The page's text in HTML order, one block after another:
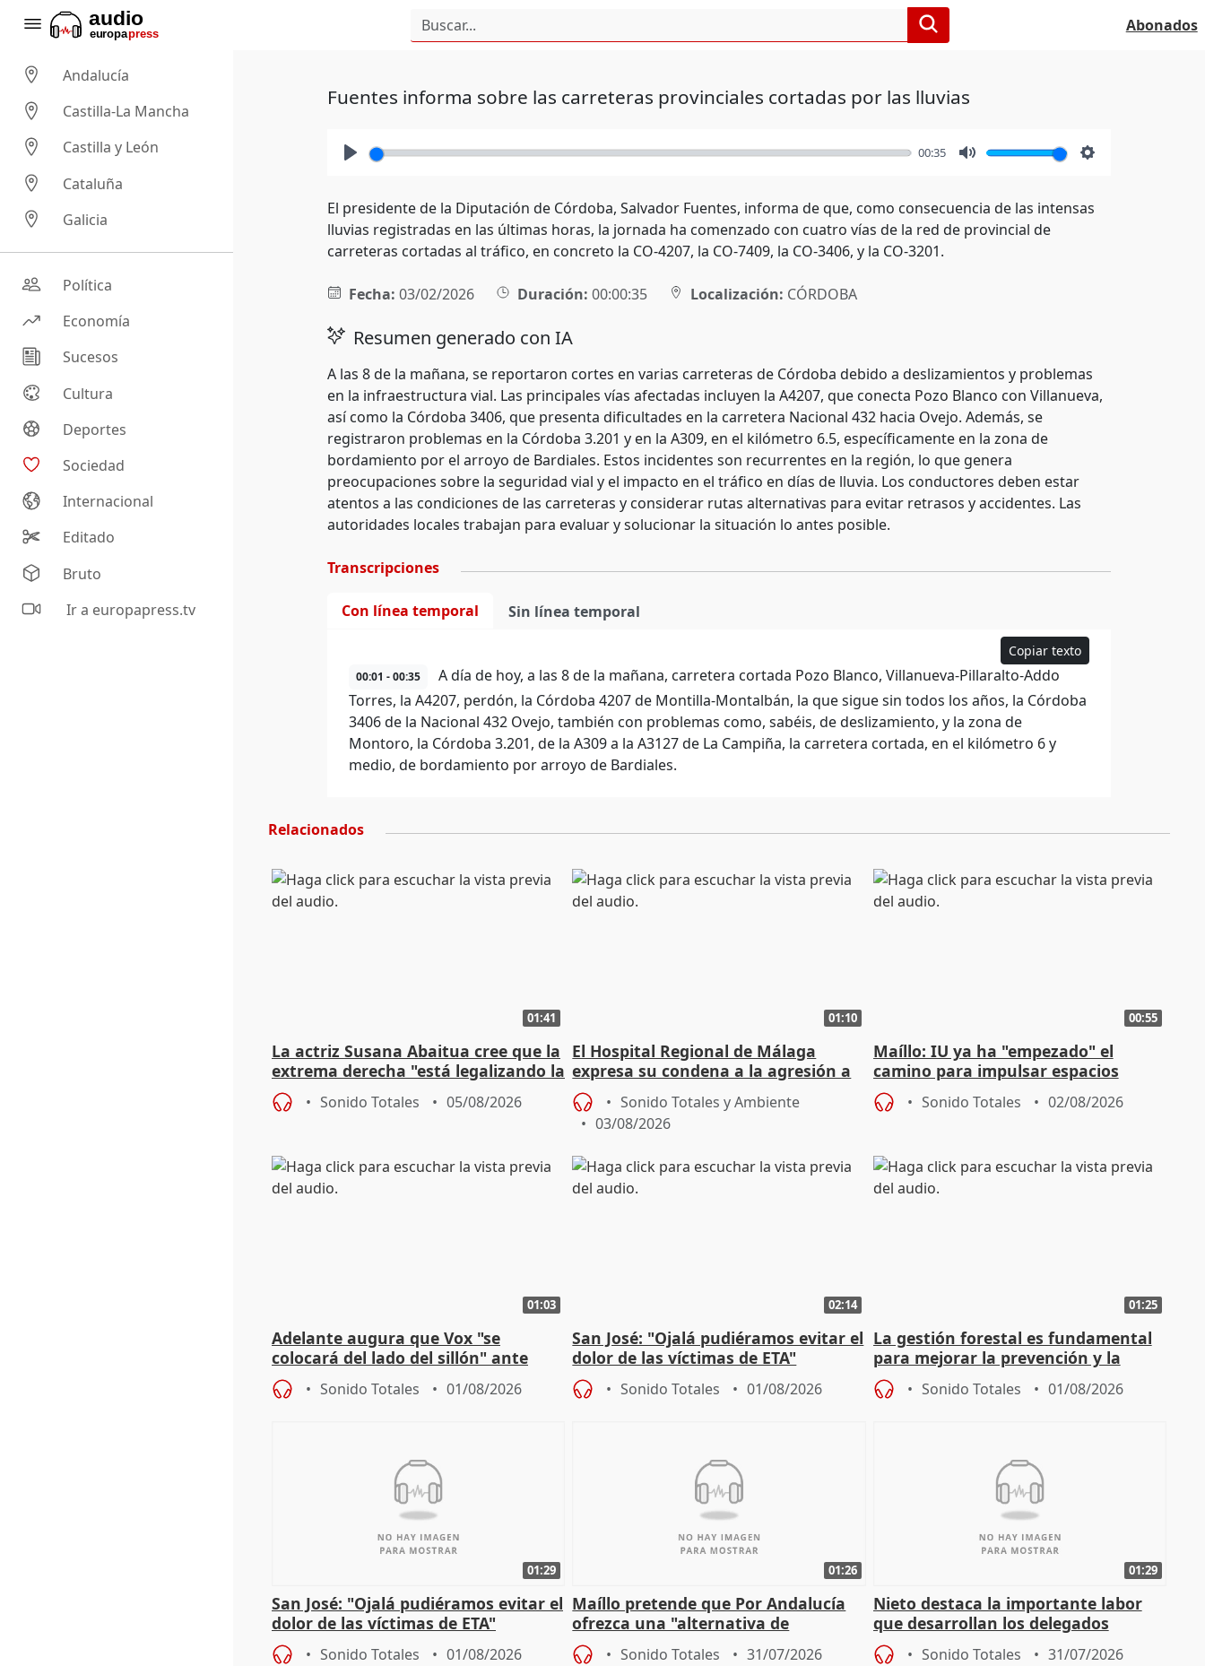
Abonados
Andalucía
Castilla-La Mancha
Castilla y León
Cataluña
Galicia
Política
Economía
Sucesos
Cultura
Deportes
Sociedad
Internacional
Editado
Bruto
Ir a europapress.tv
Fuentes informa sobre las carreteras provinciales cortadas por las lluvias
00:35
El presidente de la Diputación de Córdoba, Salvador Fuentes, informa de que, como consecuencia de las intensas
lluvias registradas en las últimas horas, la jornada ha comenzado con cuatro vías de la red de provincial de
carreteras cortadas al tráfico, en concreto la CO-4207, la CO-7409, la CO-3406, y la CO-3201.
Fecha: 03/02/2026 Duración: 00:00:35 Localización: CÓRDOBA
Resumen generado con IA
A las 8 de la mañana, se reportaron cortes en varias carreteras de Córdoba debido a deslizamientos y problemas
en la infraestructura vial. Las principales vías afectadas incluyen la A4207, que conecta Pozo Blanco con Villanueva,
así como la Córdoba 3406, que presenta dificultades en la carretera Nacional 432 hacia Ovejo. Además, se
registraron problemas en la Córdoba 3.201 y en la A309, en el kilómetro 6.5, específicamente en la zona de
bordamiento por el arroyo de Bardiales. Estos incidentes son recurrentes en la región, lo que genera
preocupaciones sobre la seguridad vial y el impacto en el tráfico en días de lluvia. Los conductores deben estar
atentos a las condiciones de las carreteras y considerar rutas alternativas para evitar retrasos y accidentes. Las
autoridades locales trabajan para evaluar y solucionar la situación lo antes posible.
Transcripciones
Con línea temporal Sin línea temporal
Copiar texto
00:01 - 00:35
A día de hoy, a las 8 de la mañana, carretera cortada Pozo Blanco, Villanueva-Pillaralto-Addo
Torres, la A4207, perdón, la Córdoba 4207 de Montilla-Montalbán, la que sigue sin todos los años, la Córdoba
3406 de la Nacional 432 Ovejo, también con problemas como, sabéis, de deslizamiento, y la zona de
Montoro, la Córdoba 3.201, de la A309 a la A3127 de La Campiña, la carretera cortada, en el kilómetro 6 y
medio, de bordamiento por arroyo de Bardiales.
Relacionados
01:41
La actriz Susana Abaitua cree que la
extrema derecha "está legalizando la
homofobia"
Sonido Totales 05/08/2026
01:10
El Hospital Regional de Málaga
expresa su condena a la agresión a
dos enfermeras de Urgencias
Sonido Totales y Ambiente
03/08/2026
00:55
Maíllo: IU ya ha "empezado" el
camino para impulsar espacios
unitarios para las municipales
Sonido Totales 02/08/2026
01:03
Adelante augura que Vox "se
colocará del lado del sillón" ante
iniciativas de la oposición
Sonido Totales 01/08/2026
02:14
San José: "Ojalá pudiéramos evitar el
dolor de las víctimas de ETA"
Sonido Totales 01/08/2026
01:25
La gestión forestal es fundamental
para mejorar la prevención y la
actuación frente a incendios
Sonido Totales 01/08/2026
01:29
San José: "Ojalá pudiéramos evitar el
dolor de las víctimas de ETA"
Sonido Totales 01/08/2026
01:26
Maíllo pretende que Por Andalucía
ofrezca una "alternativa de
gobierno" con su labor de oposición
Sonido Totales 31/07/2026
01:29
Nieto destaca la importante labor
que desarrollan los delegados
territoriales de la Junta
Sonido Totales 31/07/2026